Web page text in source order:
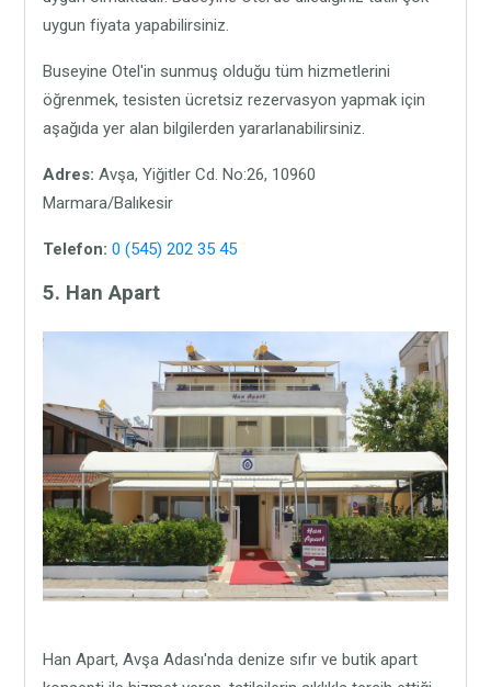
uygun fiyata yapabilirsiniz.
Buseyine Otel'in sunmuş olduğu tüm hizmetlerini
öğrenmek, tesisten ücretsiz rezervasyon yapmak için
aşağıda yer alan bilgilerden yararlanabilirsiniz.
Adres:Avşa, Yiğitler Cd. No:26, 10960
Marmara/Balıkesir
Telefon:0 (545) 202 35 45
5. Han Apart
Han Apart, Avşa Adası'nda denize sıfır ve butik apart